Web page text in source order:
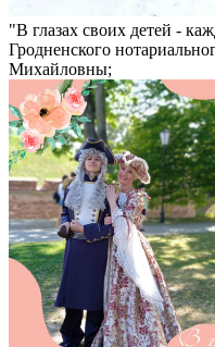
"В глазах своих детей -
Гродненского
Михайловны;